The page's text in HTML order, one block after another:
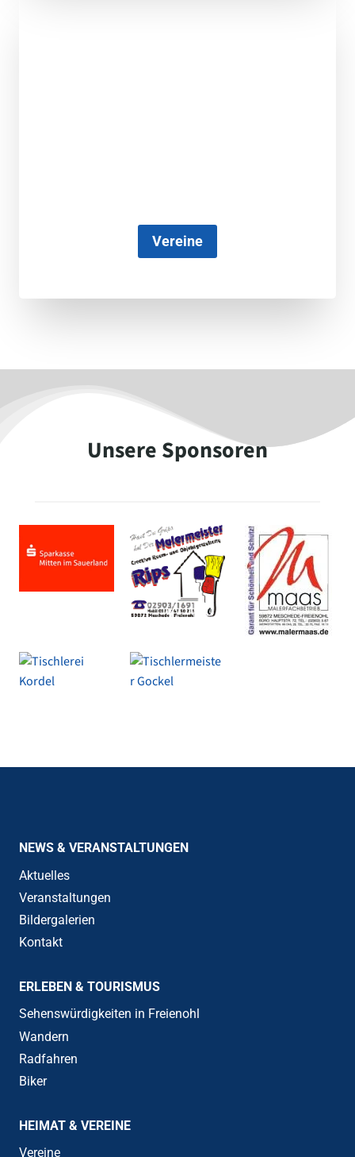
Vereine
Unsere Sponsoren
NEWS & VERANSTALTUNGEN
Aktuelles
Veranstaltungen
Bildergalerien
Kontakt
ERLEBEN & TOURISMUS
Sehenswürdigkeiten in Freienohl
Wandern
Radfahren
Biker
HEIMAT & VEREINE
Vereine